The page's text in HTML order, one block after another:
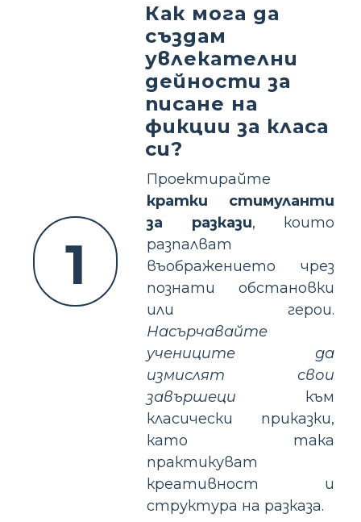
1
Как мога да
създам
увлекателни
дейности за
писане на
фикции за класа
си?
Проектирайте
кратки стимуланти
за разкази, които
разпалват
въображението чрез
познати обстановки
или герои.
Насърчавайте
учениците да
измислят свои
завършеци към
класически приказки,
като така
практикуват
креативност и
структура на разказа.